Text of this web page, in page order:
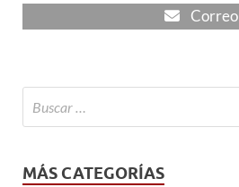
Correo
MÁS CATEGORÍAS